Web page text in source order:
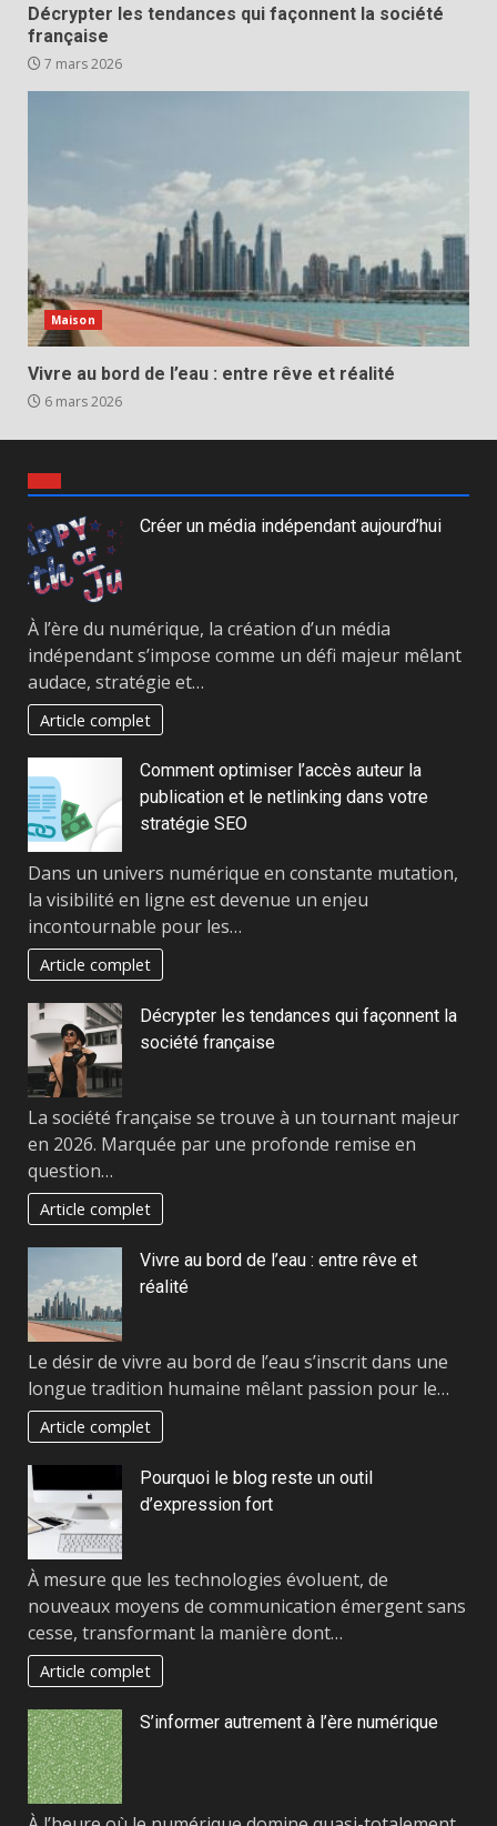
Décrypter les tendances qui façonnent la société
française
7 mars 2026
Maison
Vivre au bord de l’eau : entre rêve et réalité
6 mars 2026
Créer un média indépendant aujourd’hui
À l’ère du numérique, la création d’un média
indépendant s’impose comme un défi majeur mêlant
audace, stratégie et…
Article complet
Comment optimiser l’accès auteur la
publication et le netlinking dans votre
stratégie SEO
Dans un univers numérique en constante mutation,
la visibilité en ligne est devenue un enjeu
incontournable pour les…
Article complet
Décrypter les tendances qui façonnent la
société française
La société française se trouve à un tournant majeur
en 2026. Marquée par une profonde remise en
question…
Article complet
Vivre au bord de l’eau : entre rêve et
réalité
Le désir de vivre au bord de l’eau s’inscrit dans une
longue tradition humaine mêlant passion pour le…
Article complet
Pourquoi le blog reste un outil
d’expression fort
À mesure que les technologies évoluent, de
nouveaux moyens de communication émergent sans
cesse, transformant la manière dont…
Article complet
S’informer autrement à l’ère numérique